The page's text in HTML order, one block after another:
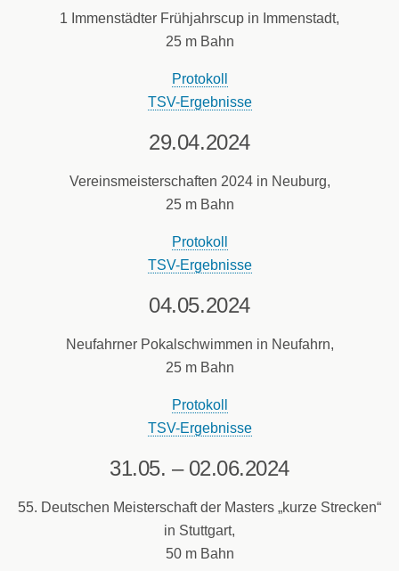
1 Immenstädter Frühjahrscup in Immenstadt,
25 m Bahn
Protokoll
TSV-Ergebnisse
29.04.2024
Vereinsmeisterschaften 2024 in Neuburg,
25 m Bahn
Protokoll
TSV-Ergebnisse
04.05.2024
Neufahrner Pokalschwimmen in Neufahrn,
25 m Bahn
Protokoll
TSV-Ergebnisse
31.05. – 02.06.2024
55. Deutschen Meisterschaft der Masters „kurze Strecken“
in Stuttgart,
50 m Bahn